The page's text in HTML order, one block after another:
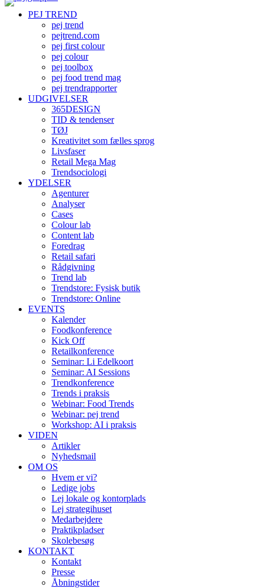
PEJ TREND
pej trend
pejtrend.com
pej first colour
pej colour
pej toolbox
pej food trend mag
pej trendrapporter
UDGIVELSER
365DESIGN
TID & tendenser
TØJ
Kreativitet som fælles sprog
Livsfaser
Retail Mega Mag
Trendsociologi
YDELSER
Agenturer
Analyser
Cases
Colour lab
Content lab
Foredrag
Retail safari
Rådgivning
Trend lab
Trendstore: Fysisk butik
Trendstore: Online
EVENTS
Kalender
Foodkonference
Kick Off
Retailkonference
Seminar: Li Edelkoort
Seminar: AI Sessions
Trendkonference
Trends i praksis
Webinar: Food Trends
Webinar: pej trend
Workshop: AI i praksis
VIDEN
Artikler
Nyhedsmail
OM OS
Hvem er vi?
Ledige jobs
Lej lokale og kontorplads
Lej strategihuset
Medarbejdere
Praktikpladser
Skolebesøg
KONTAKT
Kontakt
Presse
Åbningstider